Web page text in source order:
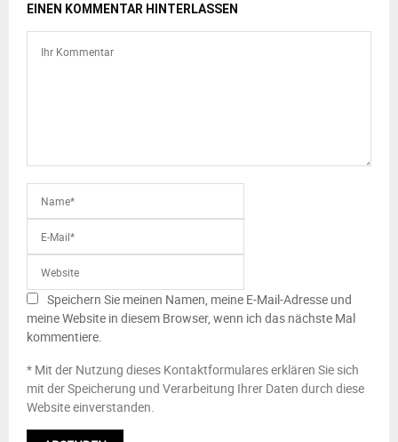
EINEN KOMMENTAR HINTERLASSEN
Speichern Sie meinen Namen, meine E-Mail-Adresse und
meine Website in diesem Browser, wenn ich das nächste Mal
kommentiere.
* Mit der Nutzung dieses Kontaktformulares erklären Sie sich
mit der Speicherung und Verarbeitung Ihrer Daten durch diese
Website einverstanden.